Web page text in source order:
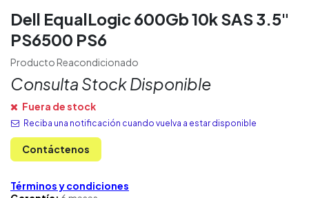
Dell EqualLogic 600Gb 10k SAS 3.5"
PS6500 PS6
Producto Reacondicionado
Consulta Stock Disponible
Fuera de stock
Reciba una notificación cuando vuelva a estar disponible
Contáctenos
Términos y condiciones